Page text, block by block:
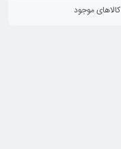
کالاهای موجود